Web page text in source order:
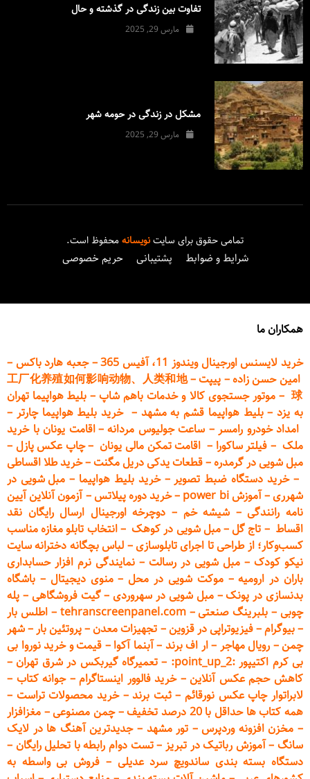
تفاوت بین زندگی در گذشته و حال
مارس 29, 2025
مشکل در زندگی در حومه شهر
مارس 29, 2025
تمامی حقوق برای سایتنویسانهمحفوظ است.
شرایط و ضوابط پشتیبانی حریم خصوصی
همکاران ما
خرید لایسنس اورجینال ویندوز 11، آفیس 365
–جعبه هارد باکس –
امین حسن زاده– پیپت–
工厂化养殖如何影响动物、人类和地
球
– موتور جستجوی کالا و خدمات باهم شاپ– بلیط هواپیما تهران
به یزد–بلیط هواپیما قشم به مشهد –خرید بلیط هواپیما چارتر –
امداد خودرو رامسر– ساعت جولیوس مردانه–اقامت یونان با خرید
ملک – فیلتر ساکورا – اقامت تمکن مالی یونان –چاپ عکس پازل –
مبل شویی در گرمدره–قطعاتیدکی دریل مگنت–خرید طلا اقساطی
–خرید دستگاه ضبط تصویر–خرید بلیط هواپیما –مبل شویی در
شهرری–آموزش power bi –خرید دورهپیلاتس–آزمون آنلاین آیین
نامه رانندگی– شیشه خم – دوچرخه اورجینال ارسال رایگان نقد
اقساط – تاج گل–مبل شویی در کوهک–انتخاب تابلو مغازه مناسب
کسب‌وکار؛ از طراحی تا اجرای تابلوسازی– لباس بچگانه دخترانه سایت
نیکو کودک – مبل شویی در رسالت – نمایندگی نرم افزار حسابداری
باران در ارومیه–موکت شویی در محل–منوی دیجیتال – باشگاه
بدنسازی در پونک–مبل شویی در سهروردی–گیت فروشگاهی – پله
چوبی – بلبرینگ صنعتی–
tehranscreenpanel.com
–اطلس بار
–بیوگرام–فیزیوتراپی در قزوین– تجهیزات معدن–پروتئین بار–شهر
چمن– رویال مهاجر –ار اف برند –آبنما آکوا – قیمت و خرید نوروا بی
بی کرم اکتیپور :point_up_2:
– تعمیرگاه گیربکس در شرق تهران–
کاهش حجم عکس آنلاین–خرید فالوور اینستاگرام–جوانه کتاب –
لابراتوار چاپ عکس نورقائم–ثبت برند–خرید محصولات تراست –
همه کتاب ها حداقل با 20 درصد تخفیف
–چمن مصنوعی– مغزافزار
– مخزن افزونه وردپرس– تور مشهد –جدیدترین آهنگ ها در لایک
سانگ–آموزش رباتیک در تبریز –تست دوام رابطه با تحلیل رایگان –
دستگاه بسته‌ بندی ساندویچ سرد عدیلی – فروش بی واسطه به